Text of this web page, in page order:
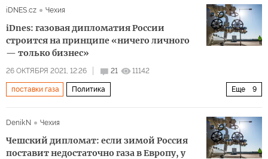
энергетический кризис
iDNES.cz Чехия
iDnes: газовая дипломатия России
строится на принципе «ничего личного
— только бизнес»
26 ОКТЯБРЯ 2021, 12:26 21 11142
Еще 9
поставки газа Политика
интересы объем
DenikN Чехия
Чешский дипломат: если зимой Россия
поставит недостаточно газа в Европу, у